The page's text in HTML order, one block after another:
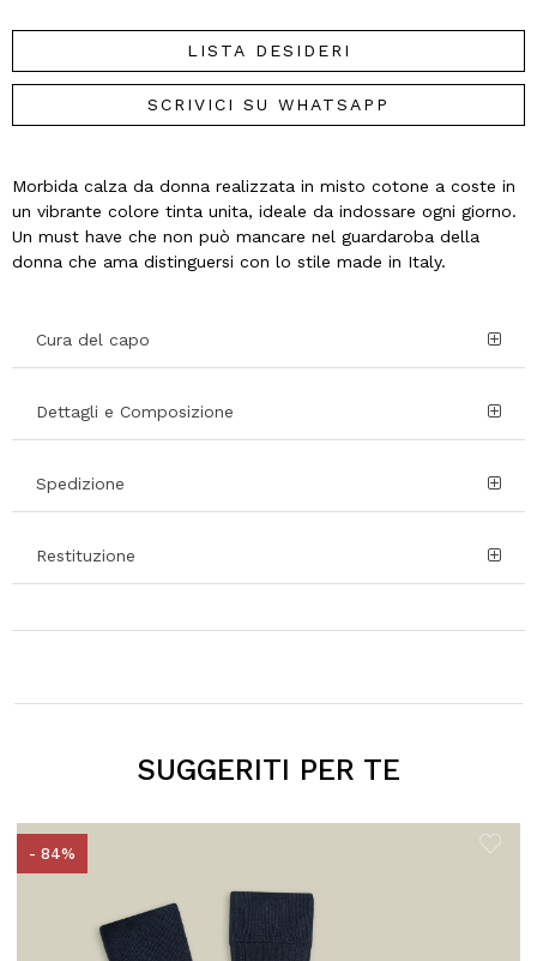
LISTA DESIDERI
SCRIVICI SU WHATSAPP
Morbida calza da donna realizzata in misto cotone a coste in
un vibrante colore tinta unita, ideale da indossare ogni giorno.
Un must have che non può mancare nel guardaroba della
donna che ama distinguersi con lo stile made in Italy.
Cura del capo
Dettagli e Composizione
Spedizione
Restituzione
SUGGERITI PER TE
- 84%